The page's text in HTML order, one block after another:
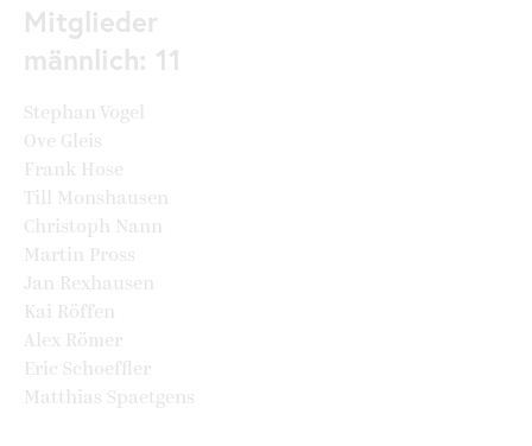
Mitglieder
männlich: 11
Stephan Vogel
Ove Gleis
Frank Hose
Till Monshausen
Christoph Nann
Martin Pross
Jan Rexhausen
Kai Röffen
Alex Römer
Eric Schoeffler
Matthias Spaetgens